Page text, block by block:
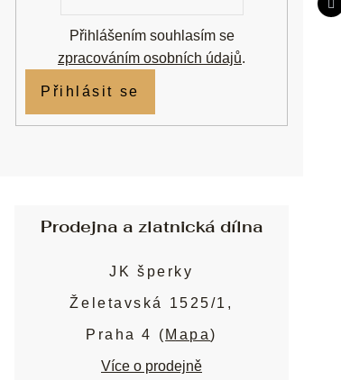
Přihlášením souhlasím se
zpracováním osobních údajů.
Přihlásit se
Prodejna a zlatnická dílna
JK šperky
Želetavská 1525/1,
Praha 4 ( Mapa)
Více o prodejně